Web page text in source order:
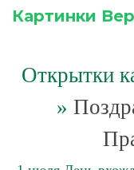
Картинки
Открытки
»